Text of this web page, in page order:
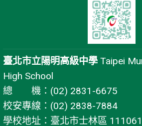
臺北市立陽明高級中學 Taipei
High School
總 機：(02) 2831-6675
校安專線：(02) 2838-7884
學校地址：臺北市士林區